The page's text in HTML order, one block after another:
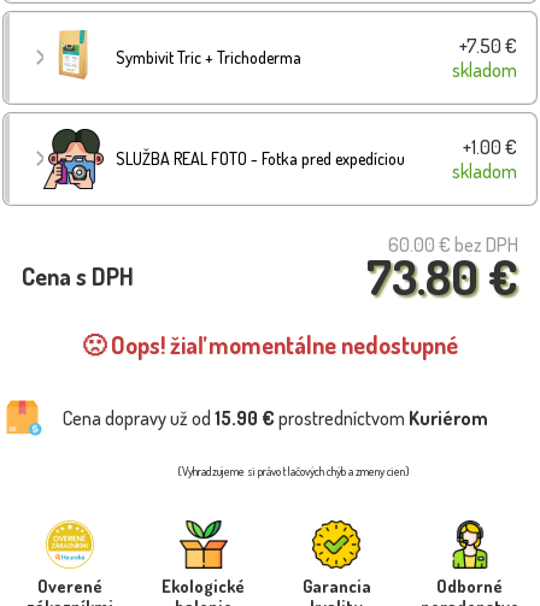
Symbivit Tric + Trichoderma
+7.50 €
skladom
SLUŽBA REAL FOTO - Fotka pred expedíciou
+1.00 €
skladom
60.00 € bez DPH
73.80 €
Cena s DPH
🙁 Oops! žiaľ momentálne nedostupné
Cena dopravy už od 15.90 € prostredníctvom Kuriérom
(Vyhradzujeme si právo tlačových chýb a zmeny cien)
Overené
Ekologické
Garancia
Odborné